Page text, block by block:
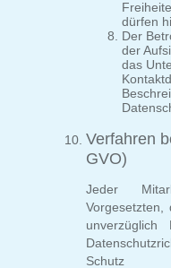
dürfen
Der
der
das
Verfahren
GVO)
Jeder
Vorgesetzten,
Schutz